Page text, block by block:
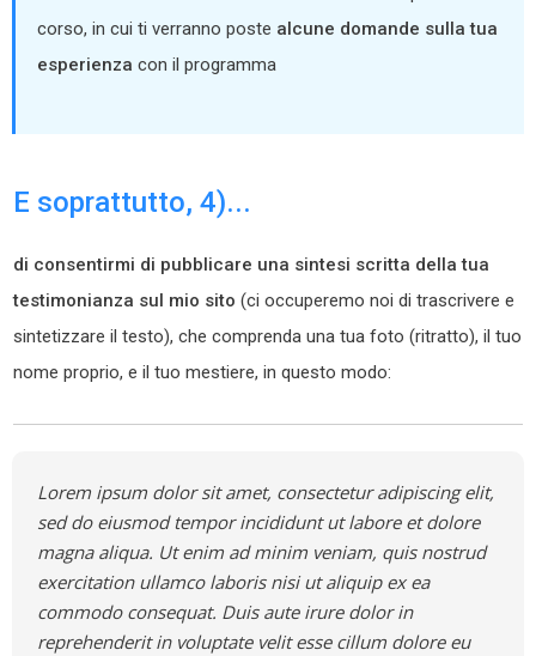
corso, in cui ti verranno poste alcune domande sulla tua
esperienza con il programma
E soprattutto, 4)...
di consentirmi di pubblicare una sintesi scritta della tua
testimonianza sul mio sito (ci occuperemo noi di trascrivere e
sintetizzare il testo), che comprenda una tua foto (ritratto), il tuo
nome proprio, e il tuo mestiere, in questo modo:
Lorem ipsum dolor sit amet, consectetur adipiscing elit,
sed do eiusmod tempor incididunt ut labore et dolore
magna aliqua. Ut enim ad minim veniam, quis nostrud
exercitation ullamco laboris nisi ut aliquip ex ea
commodo consequat. Duis aute irure dolor in
reprehenderit in voluptate velit esse cillum dolore eu